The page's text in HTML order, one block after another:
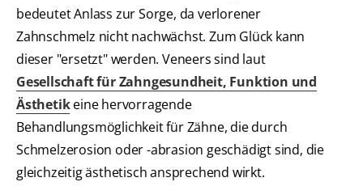
bedeutet Anlass zur Sorge, da verlorener
Zahnschmelz nicht nachwächst. Zum Glück kann
dieser "ersetzt" werden. Veneers sind laut
Gesellschaft für Zahngesundheit, Funktion und
Ästhetikeine hervorragende
Behandlungsmöglichkeit für Zähne, die durch
Schmelzerosion oder -abrasion geschädigt sind, die
gleichzeitig ästhetisch ansprechend wirkt.